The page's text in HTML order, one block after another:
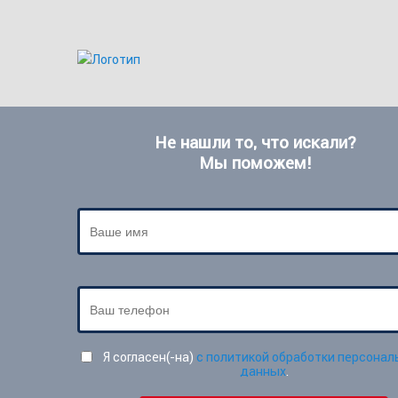
Не нашли то, что искали?
Мы поможем!
Я согласен(-на) с политикой обработки
данных.